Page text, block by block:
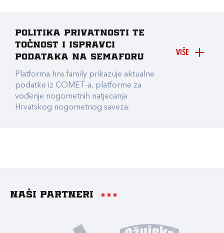
VIŠE
Politika privatnosti te
točnost i ispravci
podataka na Semaforu
Platforma hns.family prikazuje aktualne
podatke iz COMET-a, platforme za
vođenje nogometnih natjecanja
Hrvatskog nogometnog saveza.
Naši partneri